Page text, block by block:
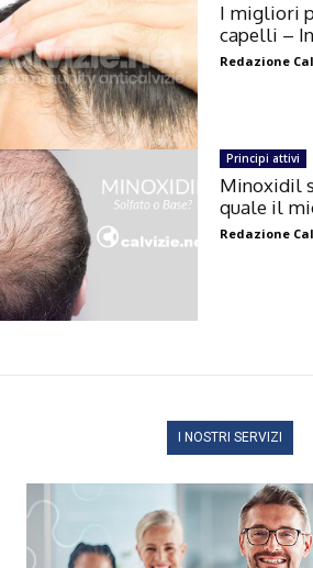
I migliori
capelli –
Redazione
Principi attivi
Minoxidil
quale il
Redazione
I NOSTRI SERVIZI